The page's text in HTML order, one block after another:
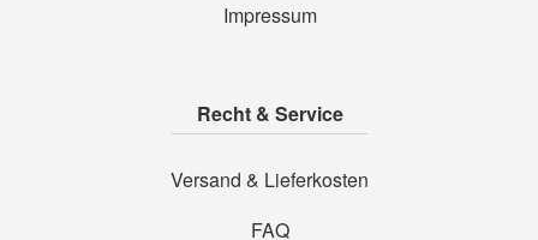
Impressum
Recht & Service
Versand & Lieferkosten
FAQ